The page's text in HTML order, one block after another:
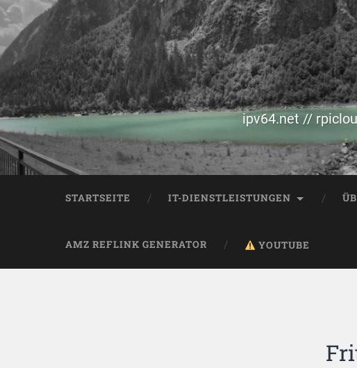
ipv64.net //
STARTSEITE IT-DIENSTLEISTUNGEN
AMZ REFLINK GENERATOR YOUTUBE